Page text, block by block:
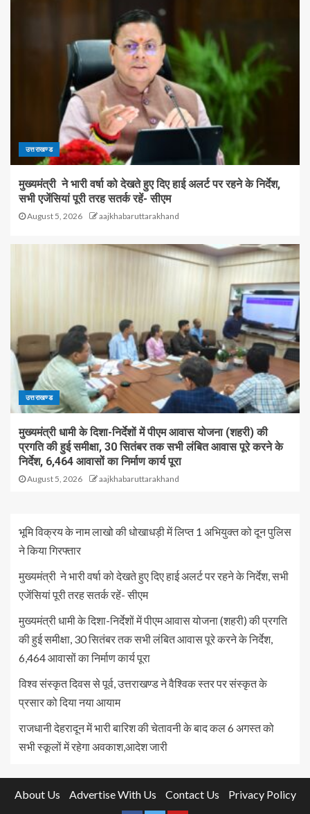
उत्तराखण्ड
मुख्यमंत्री ने भारी वर्षा को देखते हुए दिए हाई अलर्ट पर रहने के निर्देश,
सभी एजेंसियां पूरी तरह सतर्क रहें- सीएम
August 5, 2026 aajkhabaruttarakhand
उत्तराखण्ड
मुख्यमंत्री धामी के दिशा-निर्देशों में पीएम आवास योजना (शहरी) की
प्रगति की हुई समीक्षा, 30 सितंबर तक सभी लंबित आवास पूरे करने के
निर्देश, 6,464 आवासों का निर्माण कार्य पूरा
August 5, 2026 aajkhabaruttarakhand
भूमि विक्रय के नाम लाखो की धोखाधड़ी में लिप्त 1 अभियुक्त को दून पुलिस
ने किया गिरफ्तार
मुख्यमंत्री ने भारी वर्षा को देखते हुए दिए हाई अलर्ट पर रहने के निर्देश, सभी
एजेंसियां पूरी तरह सतर्क रहें- सीएम
मुख्यमंत्री धामी के दिशा-निर्देशों में पीएम आवास योजना (शहरी) की प्रगति
की हुई समीक्षा, 30 सितंबर तक सभी लंबित आवास पूरे करने के निर्देश,
6,464 आवासों का निर्माण कार्य पूरा
विश्व संस्कृत दिवस से पूर्व, उत्तराखण्ड ने वैश्विक स्तर पर संस्कृत के
प्रसार को दिया नया आयाम
राजधानी देहरादून में भारी बारिश की चेतावनी के बाद कल 6 अगस्त को
सभी स्कूलों में रहेगा अवकाश,आदेश जारी
About Us Advertise With Us Contact Us Privacy Policy